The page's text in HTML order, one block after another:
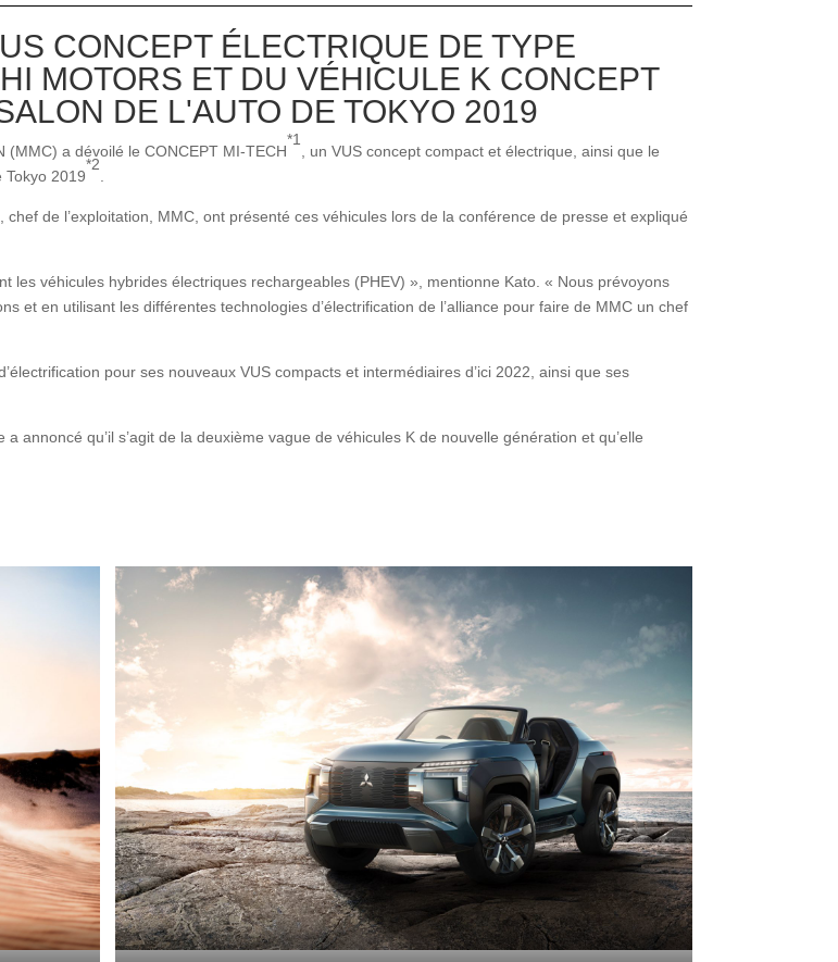
CONCEPT ÉLECTRIQUE DE TYPE
MOTORS ET DU VÉHICULE K CONCEPT
DE L'AUTO DE TOKYO 2019
(MMC) a dévoilé le CONCEPT MI-TECH
*1
, un VUS concept compact et électrique, ainsi que le
Tokyo 2019
*2
de l’exploitation, MMC, ont présenté ces véhicules lors de la conférence de presse et expliqué
les véhicules hybrides électriques rechargeables (PHEV) », mentionne Kato. « Nous prévoyons
et en utilisant les différentes technologies d’électrification de l’alliance pour faire de MMC un chef
pour ses nouveaux VUS compacts et intermédiaires d’ici 2022, ainsi que ses
annoncé qu’il s’agit de la deuxième vague de véhicules K de nouvelle génération et qu’elle